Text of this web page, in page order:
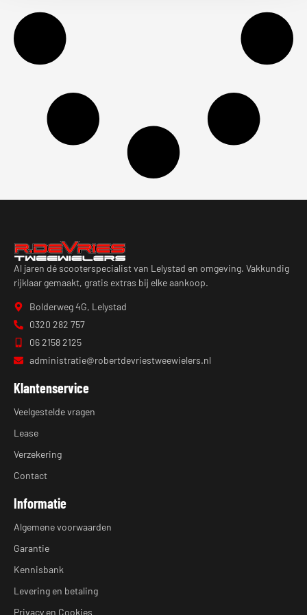
Al jaren dé scooterspecialist van Lelystad en omgeving. Vakkundig
rijklaar gemaakt, gratis extras bij elke aankoop.
Bolderweg 4G, Lelystad
0320 282 757
06 2158 2125
administratie@robertdevriestweewielers.nl
Klantenservice
Veelgestelde vragen
Lease
Verzekering
Contact
Informatie
Algemene voorwaarden
Garantie
Kennisbank
Levering en betaling
Privacy en Cookies